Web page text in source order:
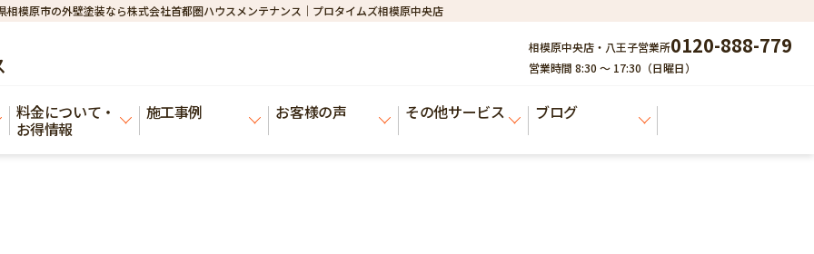
相模原市の外壁塗装なら株式会社首都圏ハウスメンテナンス｜プロタイムズ相模原中央店
相模原中央店・八王子営業所0120-888-779
営業時間 8:30 ～ 17:30（日曜日）
料金について・
お得情報
施工事例 お客様の声 その他サービス ブログ